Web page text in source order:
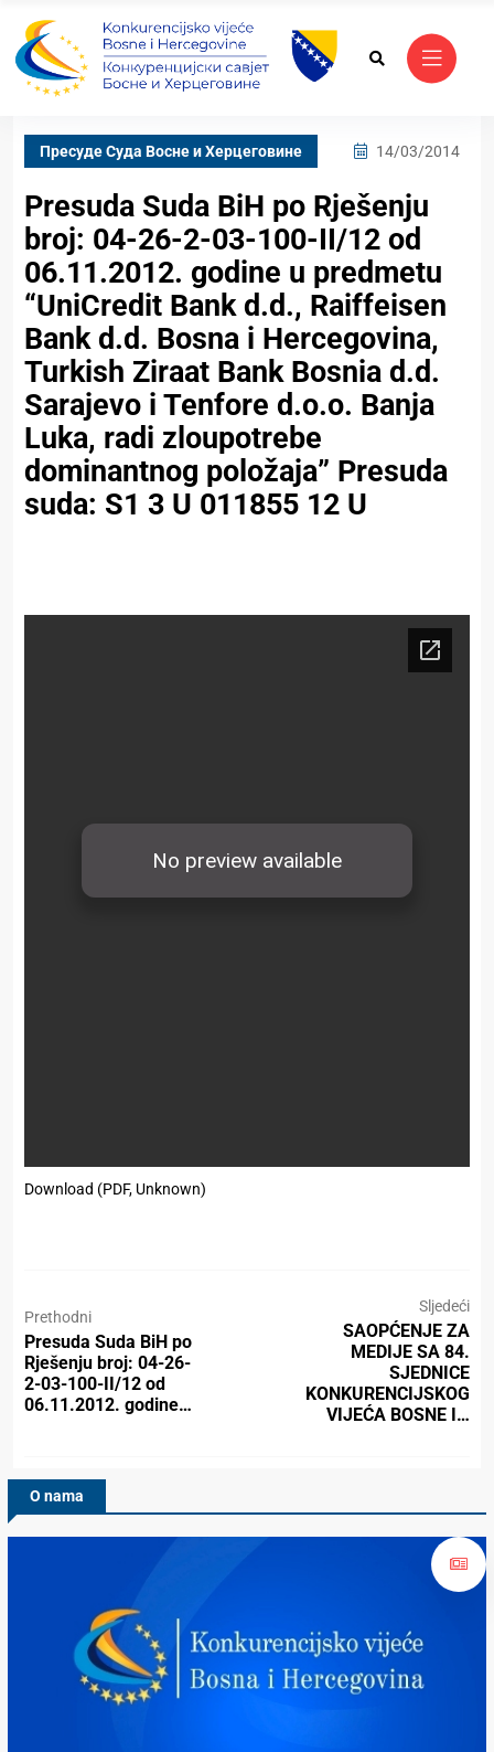
Пресуде Суда Bосне и Херцеговине 14/03/2014
Presuda Suda BiH po Rješenju
broj: 04-26-2-03-100-II/12 od
06.11.2012. godine u predmetu
“UniCredit Bank d.d., Raiffeisen
Bank d.d. Bosna i Hercegovina,
Turkish Ziraat Bank Bosnia d.d.
Sarajevo i Tenfore d.o.o. Banja
Luka, radi zloupotrebe
dominantnog položaja” Presuda
suda: S1 3 U 011855 12 U
Download (PDF, Unknown)
Prethodni
Presuda Suda BiH po
Rješenju broj: 04-26-
2-03-100-II/12 od
06.11.2012. godine…
Sljedeći
SAOPĆENJE ZA
MEDIJE SA 84.
SJEDNICE
KONKURENCIJSKOG
VIJEĆA BOSNE I…
O nama